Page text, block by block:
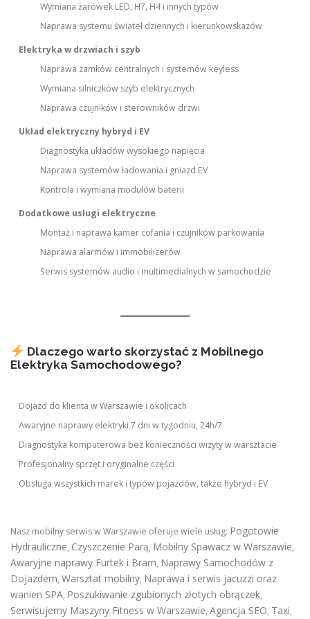
Wymiana żarówek LED, H7, H4 i innych typów
Naprawa systemu świateł dziennych i kierunkowskazów
Elektryka w drzwiach i szyb
Naprawa zamków centralnych i systemów keyless
Wymiana silniczków szyb elektrycznych
Naprawa czujników i sterowników drzwi
Układ elektryczny hybryd i EV
Diagnostyka układów wysokiego napięcia
Naprawa systemów ładowania i gniazd EV
Kontrola i wymiana modułów baterii
Dodatkowe usługi elektryczne
Montaż i naprawa kamer cofania i czujników parkowania
Naprawa alarmów i immobilizerów
Serwis systemów audio i multimedialnych w samochodzie
Dlaczego warto skorzystać z Mobilnego
Elektryka Samochodowego?
Dojazd do klienta w Warszawie i okolicach
Awaryjne naprawy elektryki 7 dni w tygodniu, 24h/7
Diagnostyka komputerowa bez konieczności wizyty w warsztacie
Profesjonalny sprzęt i oryginalne części
Obsługa wszystkich marek i typów pojazdów, także hybryd i EV
Nasz mobilny serwis w Warszawie oferuje wiele usług: Pogotowie
Hydrauliczne, Czyszczenie Parą, Mobilny Spawacz w Warszawie,
Awaryjne naprawy Furtek i Bram, Naprawy Samochodów z
Dojazdem, Warsztat mobilny, Naprawa i serwis jacuzzi oraz
wanien SPA, Poszukiwanie zgubionych złotych obrączek,
Serwisujemy Maszyny Fitness w Warszawie, Agencja SEO, Taxi,